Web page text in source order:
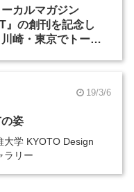
ーカルマガジン
』の創刊を記念し
崎・東京でトーク
19/3/6
姿
大学 KYOTO Design
ラリー